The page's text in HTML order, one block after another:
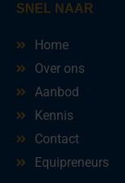
SNEL NAAR
Home
Over ons
Aanbod
Kennis
Contact
Equipreneurs